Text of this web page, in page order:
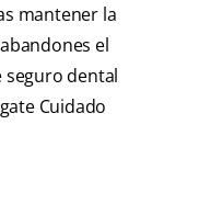
mantener la
el
seguro dental
Cuidado